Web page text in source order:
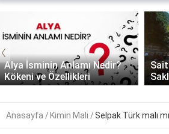
Saitabat Şelalesi Bursa’nın
Saklı Cenneti
‹
Anasayfa Kimin Malı Selpak Türk malı